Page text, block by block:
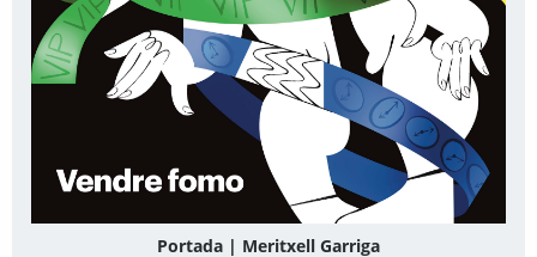
Portada | Meritxell Garriga